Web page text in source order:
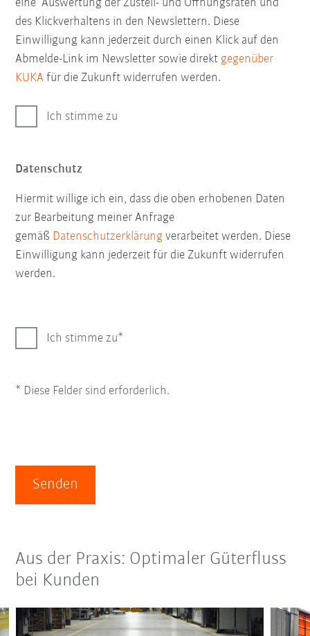
eine Auswertung der Zustell- und Öffnungsraten und
des Klickverhaltens in den Newslettern. Diese
Einwilligung kann jederzeit durch einen Klick auf den
Abmelde-Link im Newsletter sowie direktgegenüber
KUKA für die Zukunft widerrufen werden.
Ich stimme zu
Datenschutz
Hiermit willige ich ein, dass die oben erhobenen Daten
zur Bearbeitung meiner Anfrage
gemäß Datenschutzerklärung verarbeitet werden. Diese
Einwilligung kann jederzeit für die Zukunft widerrufen
werden.
Ich stimme zu
* Diese Felder sind erforderlich.
Senden
Aus der Praxis: Optimaler Güterfluss
bei Kunden